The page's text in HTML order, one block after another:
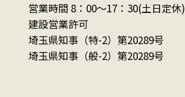
営業時間 8：00～17：30(土日定休)
建設営業許可
埼玉県知事（特-2）第20289号
埼玉県知事（般-2）第20289号